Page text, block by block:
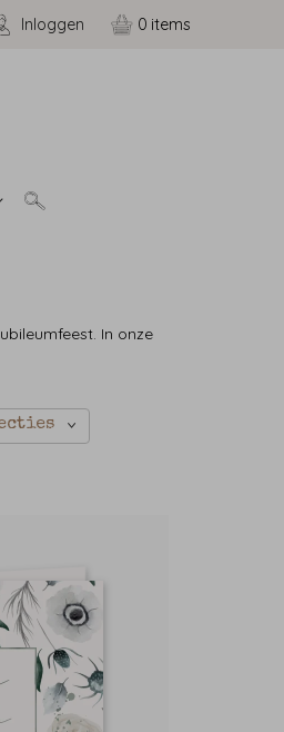
Inloggen 0
In onze